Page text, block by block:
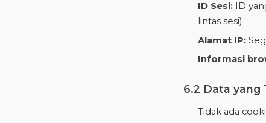
ID Sesi: ID
lintas sesi)
Alamat IP:
Informasi
6.2 Data yang
Tidak ada